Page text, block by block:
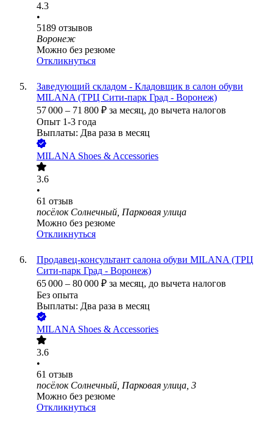
4.3
•
5189 отзывов
Воронеж
Можно без резюме
Откликнуться
Заведующий складом - Кладовщик в салон обуви
MILANA (ТРЦ Сити-парк Град - Воронеж)
57 000 – 71 800 ₽ за месяц, до вычета налогов
Опыт 1-3 года
Выплаты: Два раза в месяц
MILANA Shoes & Accessories
3.6
•
61 отзыв
посёлок Солнечный, Парковая улица
Можно без резюме
Откликнуться
Продавец-консультант салона обуви MILANA (ТРЦ
Сити-парк Град - Воронеж)
65 000 – 80 000 ₽ за месяц, до вычета налогов
Без опыта
Выплаты: Два раза в месяц
MILANA Shoes & Accessories
3.6
•
61 отзыв
посёлок Солнечный, Парковая улица, 3
Можно без резюме
Откликнуться